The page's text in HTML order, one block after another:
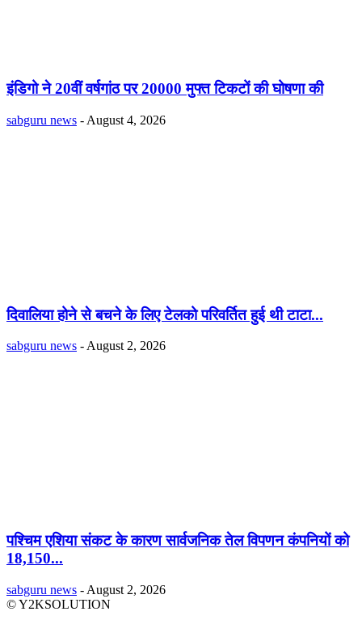
इंडिगो ने 20वीं वर्षगांठ पर 20000 मुफ्त टिकटों की घोषणा की
sabguru news - August 4, 2026
दिवालिया होने से बचने के लिए टेलको परिवर्तित हुई थी टाटा...
sabguru news - August 2, 2026
पश्चिम एशिया संकट के कारण सार्वजनिक तेल विपणन कंपनियों को
18,150...
sabguru news - August 2, 2026
© Y2KSOLUTION